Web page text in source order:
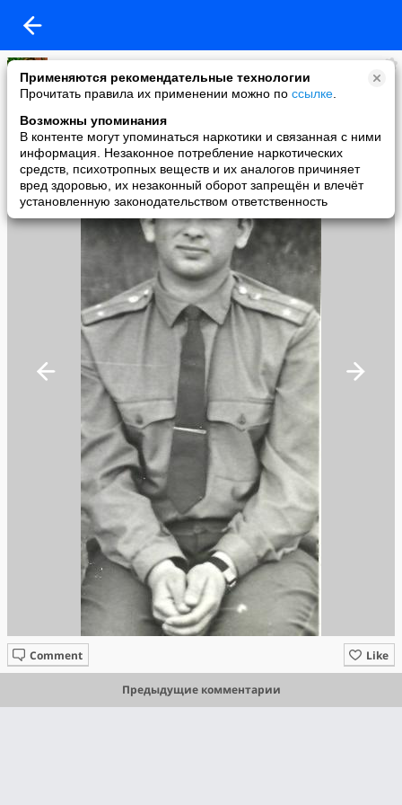
Применяются рекомендательные технологии
Прочитать правила их применении можно по ссылке
Возможны упоминания
В контенте могут упоминаться наркотики и связанная с ними
информация. Незаконное потребление наркотических
средств, психотропных веществ и их аналогов причиняет
вред здоровью, их незаконный оборот запрещён и влечёт
установленную законодательством ответственность
Roman 72
added a photo
22 Sep в 12:05
Like
Comment
Предыдущие комментарии